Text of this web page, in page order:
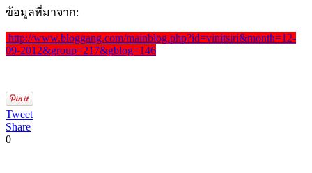
ข้อมูลที่มาจาก:
http://www.bloggang.com/mainblog.php?id=vinitsiri&month=12-
09-2012&group=217&gblog=146
Tweet
Share
0